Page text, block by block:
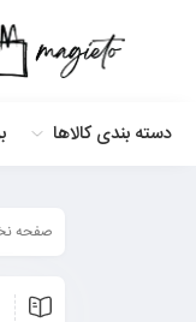
دسته بندی کالاها
صفحه